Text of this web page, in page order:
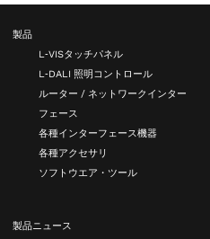
製品
L‑VISタッチパネル
L‑DALI 照明コントロール
ルーター / ネットワークインター
フェース
各種インターフェース機器
各種アクセサリ
ソフトウエア・ツール
製品ニュース